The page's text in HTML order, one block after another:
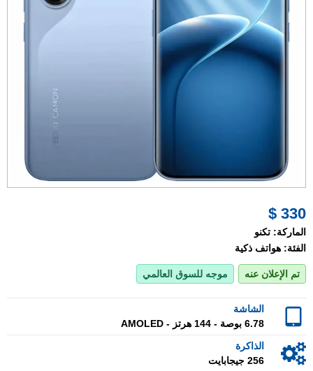
330 $
الماركة: تكنو
الفئة: هواتف ذكية
تم الإعلان عنه موجه للسوق العالمي
الشاشة
6.78 بوصة - 144 هرتز - AMOLED
الذاكرة
256 جيجابايت